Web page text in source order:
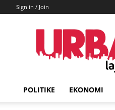
Sign in / Join
POLITIKE EKONOMI